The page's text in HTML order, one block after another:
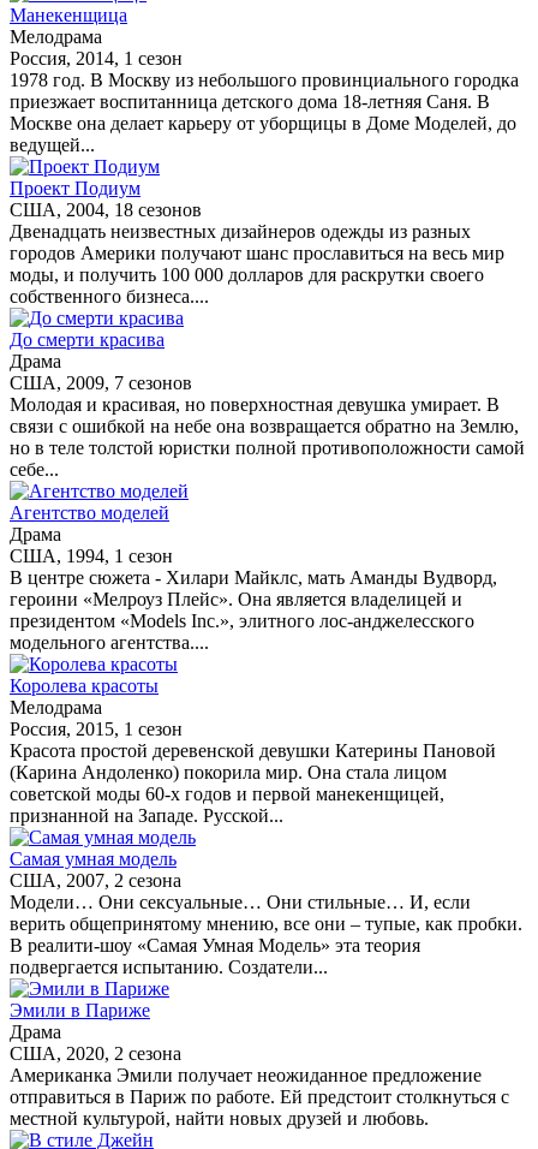
Манекенщица
Мелодрама
Россия, 2014, 1 сезон
1978 год. В Москву из небольшого провинциального городка
приезжает воспитанница детского дома 18-летняя Саня. В
Москве она делает карьеру от уборщицы в Доме Моделей, до
ведущей...
Проект Подиум
США, 2004, 18 сезонов
Двенадцать неизвестных дизайнеров одежды из разных
городов Америки получают шанс прославиться на весь мир
моды, и получить 100 000 долларов для раскрутки своего
собственного бизнеса....
До смерти красива
Драма
США, 2009, 7 сезонов
Молодая и красивая, но поверхностная девушка умирает. В
связи с ошибкой на небе она возвращается обратно на Землю,
но в теле толстой юристки полной противоположности самой
себе...
Агентство моделей
Драма
США, 1994, 1 сезон
В центре сюжета - Хилари Майклс, мать Аманды Вудворд,
героини «Мелроуз Плейс». Она является владелицей и
президентом «Models Inc.», элитного лос-анджелесского
модельного агентства....
Королева красоты
Мелодрама
Россия, 2015, 1 сезон
Красота простой деревенской девушки Катерины Пановой
(Карина Андоленко) покорила мир. Она стала лицом
советской моды 60-х годов и первой манекенщицей,
признанной на Западе. Русской...
Самая умная модель
США, 2007, 2 сезона
Модели… Они сексуальные… Они стильные… И, если
верить общепринятому мнению, все они – тупые, как пробки.
В реалити-шоу «Самая Умная Модель» эта теория
подвергается испытанию. Создатели...
Эмили в Париже
Драма
США, 2020, 2 сезона
Американка Эмили получает неожиданное предложение
отправиться в Париж по работе. Ей предстоит столкнуться с
местной культурой, найти новых друзей и любовь.